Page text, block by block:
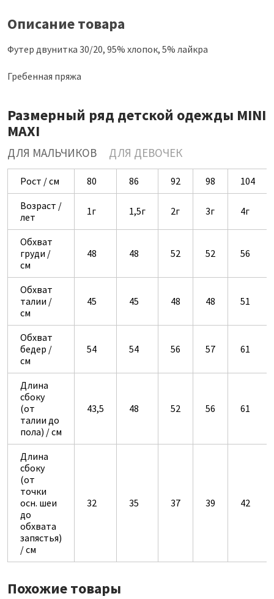
Описание товара
Футер двунитка 30/20, 95% хлопок, 5% лайкра
Гребенная пряжа
Размерный ряд детской одежды MINI
MAXI
ДЛЯ МАЛЬЧИКОВ ДЛЯ ДЕВОЧЕК
Рост / см 80 86 92 98
104
Возраст /
лет
1г 1,5г 2г 3г 4г
Обхват
груди /
см
48 48 52 52 56
Обхват
талии /
см
45 45 48 48 51
Обхват
бедер /
см
54 54 56 57 61
Длина
сбоку
(от
талии до
пола) / см
43,5 48 52 56 61
Длина
сбоку
(от
точки
осн. шеи
до
обхвата
запястья)
/ см
32 35 37 39 42
Похожие товары